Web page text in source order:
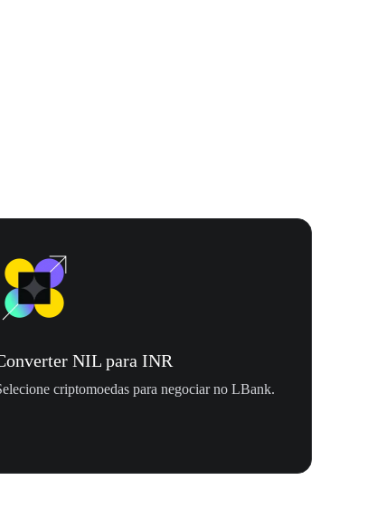
NIL para INR
criptomoedas para negociar no LBank.